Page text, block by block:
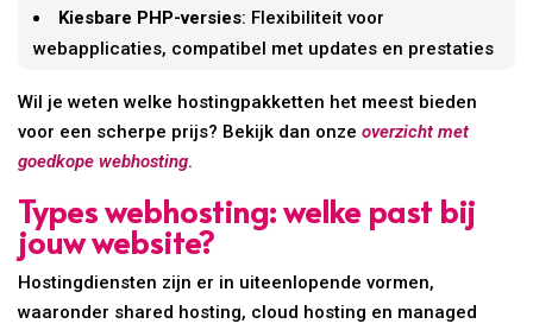
Kiesbare PHP-versies: Flexibiliteit voor
webapplicaties, compatibel met updates en prestaties
Wil je weten welke hostingpakketten het meest bieden
voor een scherpe prijs? Bekijk dan onzeoverzicht met
goedkope webhosting.
Types webhosting: welke past bij
jouw website?
Hostingdiensten zijn er in uiteenlopende vormen,
waaronder shared hosting, cloud hosting en managed